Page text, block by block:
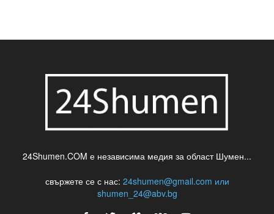
24Shumen.COM е независима медия за област Шумен...
свържете се с нас: 24shumen@gmail.com или
shumen_24@abv.bg